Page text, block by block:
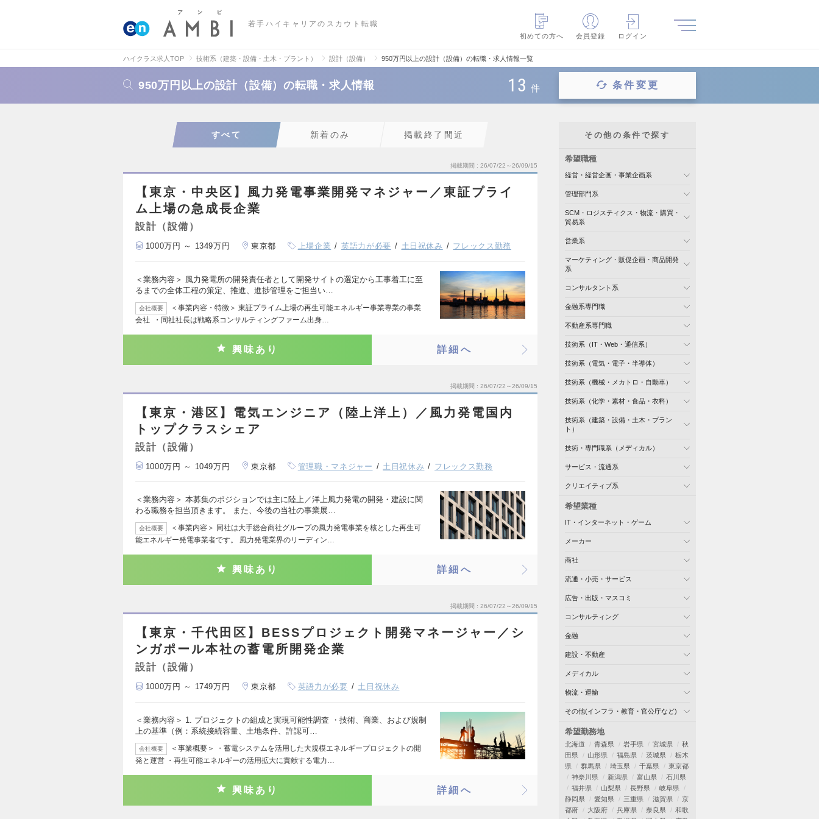
若手ハイキャリアのスカウト転職
初めての方へ
会員登録 ログイン
ハイクラス求人TOP 技術系（建築・設備・土木・プラント） 設計（設備） 950万円以上の設計（設備）の転職・求人情報一覧
950万円以上の設計（設備）の転職・求人情報 13 件 条件変更
すべて 新着のみ 掲載終了間近
掲載期間 26/07/22～26/09/15
【東京・中央区】風力発電事業開発マネジャー／東証プライ
ム上場の急成長企業
設計（設備）
1000万円 ～ 1349万円 東京都 上場企業 英語力が必要 土日祝休み フレックス勤務
＜業務内容＞ 風力発電所の開発責任者として開発サイトの選定から工事着工に至
るまでの全体工程の策定、推進、進捗管理をご担当い…
会社概要
＜事業内容・特徴＞ 東証プライム上場の再生可能エネルギー事業専業の事業
会社 ・同社社長は戦略系コンサルティングファーム出身…
興味あり 詳細へ
掲載期間 26/07/22～26/09/15
【東京・港区】電気エンジニア（陸上洋上）／風力発電国内
トップクラスシェア
設計（設備）
1000万円 ～ 1049万円 東京都 管理職・マネジャー 土日祝休み フレックス勤務
＜業務内容＞ 本募集のポジションでは主に陸上／洋上風力発電の開発・建設に関
わる職務を担当頂きます。 また、今後の当社の事業展…
会社概要
＜事業内容＞ 同社は大手総合商社グループの風力発電事業を核とした再生可
能エネルギー発電事業者です。 風力発電業界のリーディン…
興味あり 詳細へ
掲載期間 26/07/22～26/09/15
【東京・千代田区】BESSプロジェクト開発マネージャー／シ
ンガポール本社の蓄電所開発企業
設計（設備）
1000万円 ～ 1749万円 東京都 英語力が必要 土日祝休み
＜業務内容＞ 1. プロジェクトの組成と実現可能性調査 ・技術、商業、および規制
上の基準（例：系統接続容量、土地条件、許認可…
会社概要
＜事業概要＞ ・蓄電システムを活用した大規模エネルギープロジェクトの開
発と運営 ・再生可能エネルギーの活用拡大に貢献する電力…
興味あり 詳細へ
その他の条件で探す
希望職種
経営・経営企画・事業企画系
管理部門系
SCM・ロジスティクス・物流・購買・
貿易系
営業系
マーケティング・販促企画・商品開発
系
コンサルタント系
金融系専門職
不動産系専門職
技術系（IT・Web・通信系）
技術系（電気・電子・半導体）
技術系（機械・メカトロ・自動車）
技術系（化学・素材・食品・衣料）
技術系（建築・設備・土木・プラン
ト）
技術・専門職系（メディカル）
サービス・流通系
クリエイティブ系
希望業種
IT・インターネット・ゲーム
メーカー
商社
流通・小売・サービス
広告・出版・マスコミ
コンサルティング
金融
建設・不動産
メディカル
物流・運輸
その他(インフラ・教育・官公庁など)
希望勤務地
北海道 青森県 岩手県 宮城県
秋
田県
山形県 福島県 茨城県
栃木
県
群馬県 埼玉県 千葉県
東京都
神奈川県
新潟県 富山県
石川県
福井県
山梨県 長野県
岐阜県
静岡県
愛知県 三重県 滋賀県
京
都府
大阪府 兵庫県 奈良県
和歌